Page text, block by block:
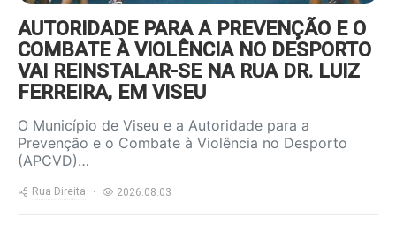
AUTORIDADE PARA A PREVENÇÃO E O
COMBATE À VIOLÊNCIA NO DESPORTO
VAI REINSTALAR-SE NA RUA DR. LUIZ
FERREIRA, EM VISEU
O Município de Viseu e a Autoridade para a
Prevenção e o Combate à Violência no Desporto
(APCVD)…
Rua Direita 2026.08.03